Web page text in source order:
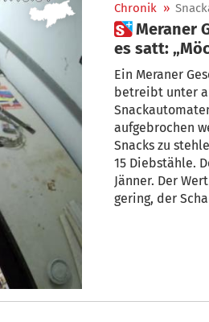
Chronik »
 Meraner Geschäftsmann hat
es satt: „Möchte das
vor 20
Ein Meraner
betreibt unter anderem 5
aufgebrochen
Snacks zu
15 Diebstähle. Der jüngste Fall erst am 11.
Jänner. Der
gering, der